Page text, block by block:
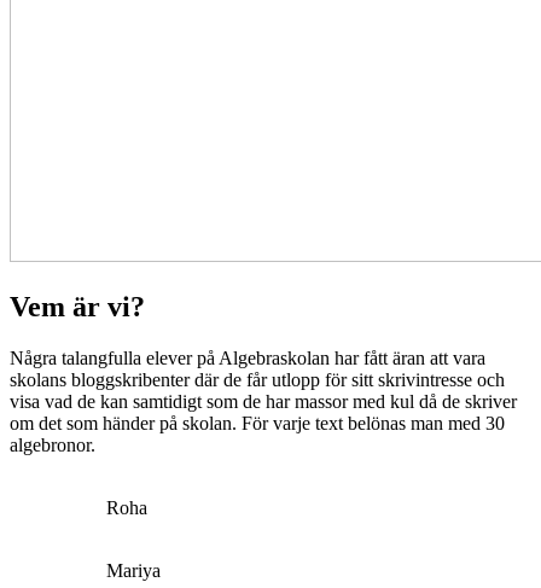
Vem är vi?
Några talangfulla elever på Algebraskolan har fått äran att vara
skolans bloggskribenter där de får utlopp för sitt skrivintresse och
visa vad de kan samtidigt som de har massor med kul då de skriver
om det som händer på skolan. För varje text belönas man med 30
algebronor.
Roha
Mariya